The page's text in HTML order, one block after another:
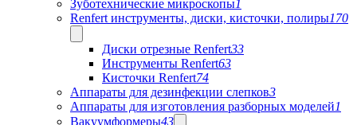
Зуботехнические микроскопы1
Renfert инструменты, диски, кисточки, полиры170
Диски отрезные Renfert33
Инструменты Renfert63
Кисточки Renfert74
Аппараты для дезинфекции слепков3
Аппараты для изготовления разборных моделей1
Вакуумформеры43